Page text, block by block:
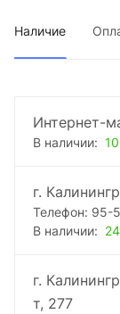
Наличие
Интернет-
В наличии:
г.
Телефон: 95-
В наличии:
г.
т, 277